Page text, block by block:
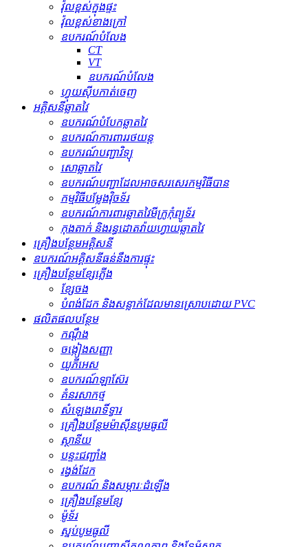
វ៉ុលខ្ពស់ក្នុងផ្ទះ
វ៉ុលខ្ពស់ខាងក្រៅ
ឧបករណ៍បំលែង
CT
VT
ឧបករណ៍បំលែង
ហ្វុយស៊ីបកាត់ចេញ
អគ្គិសនីឆ្លាតវៃ
ឧបករណ៍បំបែកឆ្លាតវៃ
ឧបករណ៍ការពាររថយន្ត
ឧបករណ៍បញ្ជាវិទ្យុ
សោឆ្លាតវៃ
ឧបករណ៍បញ្ជាដែលអាចសរសេរកម្មវិធីបាន
កម្មវិធីបម្លែងវ៉ិចទ័រ
ឧបករណ៍ការពារឆ្លាតវៃមីក្រូកុំព្យូទ័រ
កុងតាក់ និងរន្ធដោតវ៉ាយហ្វាយឆ្លាតវៃ
គ្រឿងបន្ថែមអគ្គិសនី
ឧបករណ៍អគ្គិសនីធន់នឹងការផ្ទុះ
គ្រឿងបន្ថែមខ្សែភ្លើង
ខ្សែចង
បំពង់ដែក និងសន្លាក់ដែលមានស្រោបដោយ PVC
ផលិតផលបន្ថែម
កណ្ដឹង
ចង្កៀងសញ្ញា
យូភីអេស
ឧបករណ៍ឡាស៊ែរ
គំនរសាកថ្ម
សំឡេងរោទិ៍ទ្វារ
គ្រឿងបន្ថែមម៉ាស៊ីនបូមធូលី
ស្ថានីយ
បន្ទះជញ្ជាំង
រង្វង់ដែក
ឧបករណ៍ និងសម្ភារៈដំឡើង
គ្រឿងបន្ថែមខ្សែ
ម៉ូទ័រ
ស្នប់បូមធូលី